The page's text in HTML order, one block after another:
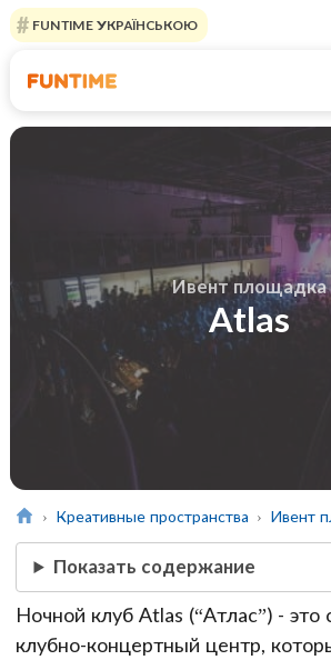
FUNTIME УКРАЇНСЬКОЮ
Ивент площадка
Atlas
Креативные пространства Ивент
Показать содержание
Ночной клуб Atlas (“Атлас”) -
клубно-концертный центр,